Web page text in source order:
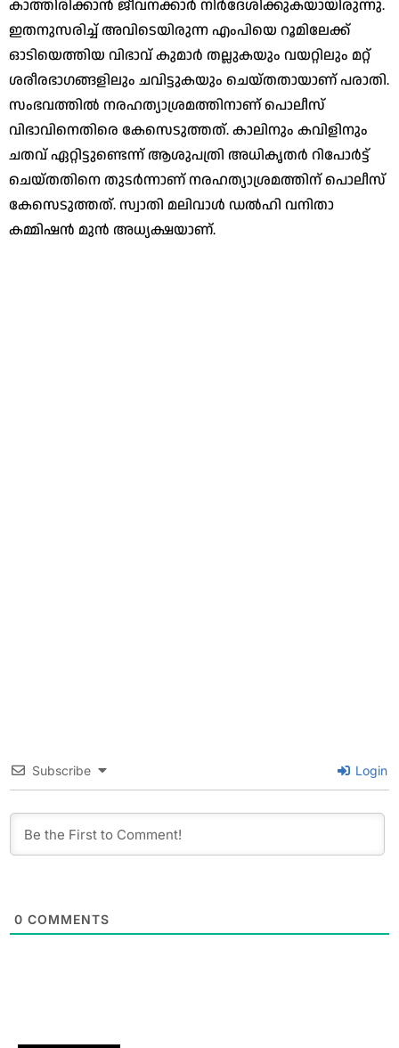
കാത്തിരിക്കാന്‍ ജീവനക്കാര്‍ നിര്‍ദേശിക്കുകയായിരുന്നു.
ഇതനുസരിച്ച് അവിടെയിരുന്ന എംപിയെ റൂമിലേക്ക്
ഓടിയെത്തിയ വിഭാവ് കുമാര്‍ തല്ലുകയും വയറ്റിലും മറ്റ്
ശരീരഭാഗങ്ങളിലും ചവിട്ടുകയും ചെയ്തതായാണ് പരാതി.
സംഭവത്തില്‍ നരഹത്യാശ്രമത്തിനാണ് പൊലീസ്
വിഭാവിനെതിരെ കേസെടുത്തത്. കാലിനും കവിളിനും
ചതവ് ഏറ്റിട്ടുണ്ടെന്ന് ആശുപത്രി അധികൃതര്‍ റിപോര്‍ട്ട്
ചെയ്തതിനെ തുടര്‍ന്നാണ് നരഹത്യാശ്രമത്തിന് പൊലീസ്
കേസെടുത്തത്. സ്വാതി മലിവാള്‍ ഡല്‍ഹി വനിതാ
കമ്മിഷന്‍ മുന്‍ അധ്യക്ഷയാണ്.
Subscribe Login
0 COMMENTS